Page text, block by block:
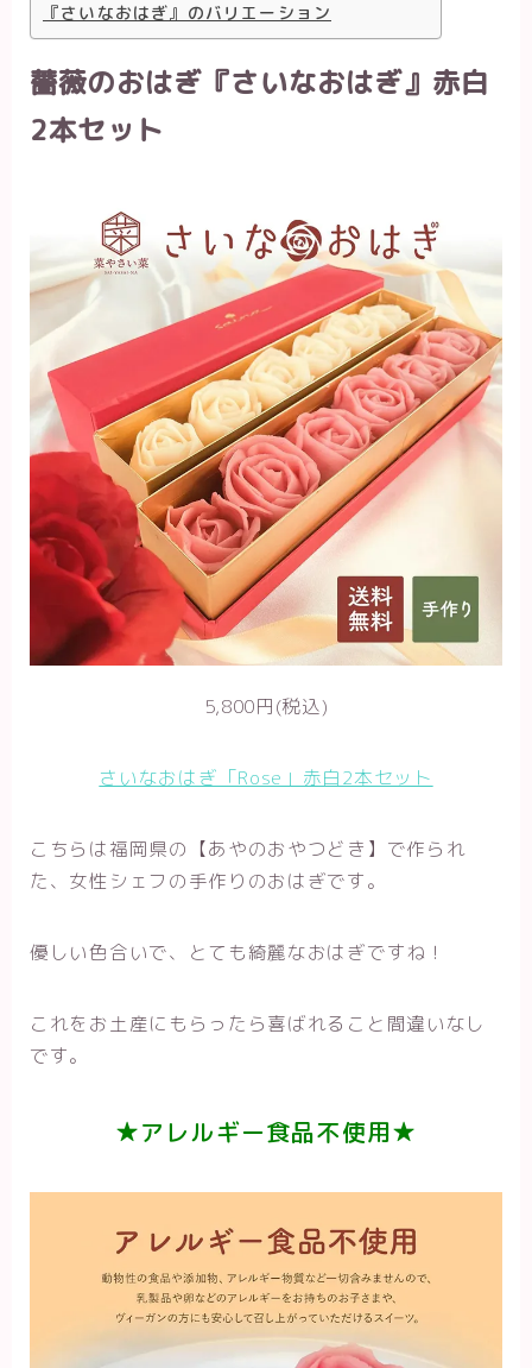
『さいなおはぎ』のバリエーション
薔薇のおはぎ『さいなおはぎ』赤白
2本セット
5,800円(税込)
さいなおはぎ「Rose」赤白2本セット
こちらは福岡県の【あやのおやつどき】で作られ
た、女性シェフの手作りのおはぎです。
優しい色合いで、とても綺麗なおはぎですね！
これをお土産にもらったら喜ばれること間違いなし
です。
★アレルギー食品不使用★